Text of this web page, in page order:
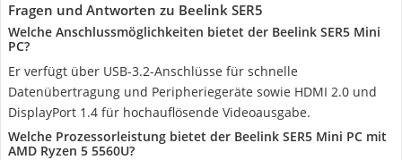
Fragen und Antworten zu Beelink SER5
Welche Anschlussmöglichkeiten bietet der Beelink SER5 Mini
PC?
Er verfügt über USB-3.2-Anschlüsse für schnelle
Datenübertragung und Peripheriegeräte sowie HDMI 2.0 und
DisplayPort 1.4 für hochauflösende Videoausgabe.
Welche Prozessorleistung bietet der Beelink SER5 Mini PC mit
AMD Ryzen 5 5560U?